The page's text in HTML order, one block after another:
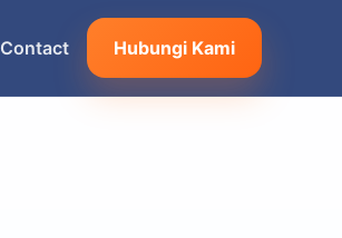
Contact Hubungi Kami